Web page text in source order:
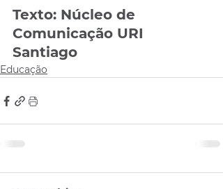
Texto: Núcleo de
Comunicação URI
Santiago
Educação